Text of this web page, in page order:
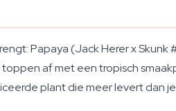
Papaya (Jack Herer x Skunk
af met een tropisch
plant die meer levert dan